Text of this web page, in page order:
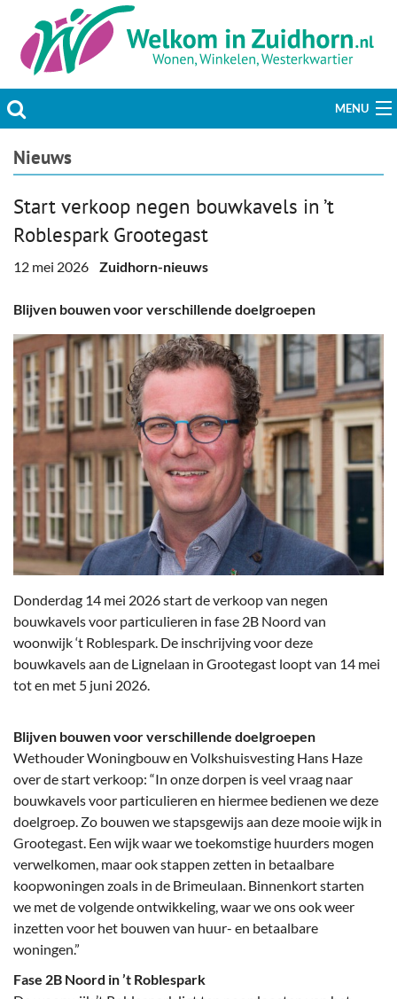
MENU
Actueel
Welzijn & Maatschappij
Bedrijven
Prikbord & Aanbiedingen
Plaats bericht
Nieuws
Start verkoop negen bouwkavels in ’t
Roblespark Grootegast
12 mei 2026 Zuidhorn-nieuws
Blijven bouwen voor verschillende doelgroepen
Donderdag 14 mei 2026 start de verkoop van negen
bouwkavels voor particulieren in fase 2B Noord van
woonwijk ‘t Roblespark. De inschrijving voor deze
bouwkavels aan de Lignelaan in Grootegast loopt van 14 mei
tot en met 5 juni 2026.
Blijven bouwen voor verschillende doelgroepen
Wethouder Woningbouw en Volkshuisvesting Hans Haze
over de start verkoop: “In onze dorpen is veel vraag naar
bouwkavels voor particulieren en hiermee bedienen we deze
doelgroep. Zo bouwen we stapsgewijs aan deze mooie wijk in
Grootegast. Een wijk waar we toekomstige huurders mogen
verwelkomen, maar ook stappen zetten in betaalbare
koopwoningen zoals in de Brimeulaan. Binnenkort starten
we met de volgende ontwikkeling, waar we ons ook weer
inzetten voor het bouwen van huur- en betaalbare
woningen.”
Fase 2B Noord in ’t Roblespark